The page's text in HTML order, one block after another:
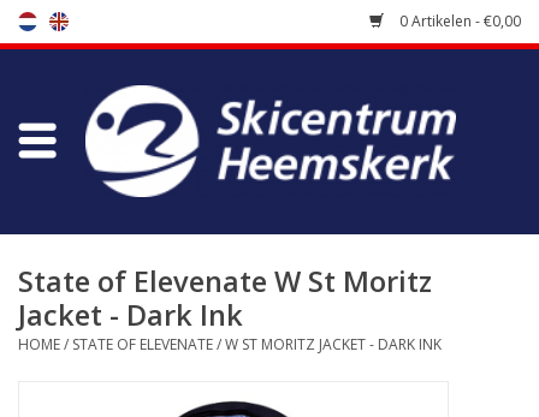
0 Artikelen - €0,00
Winkel
Bootfitting
Onderhoud
State of Elevenate W St Moritz
Jacket - Dark Ink
HOME/ STATE OF ELEVENATE/W ST MORITZ JACKET - DARK INK